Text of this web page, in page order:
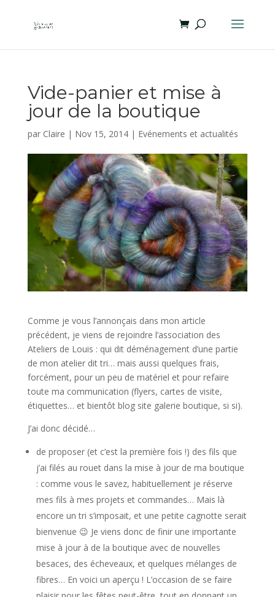
Vide-panier et mise à
jour de la boutique
par Claire | Nov 15, 2014| Evénements et actualités
Comme je vous l’annonçais dans mon article
précédent, je viens de rejoindre l’association des
Ateliers de Louis : qui dit déménagement d’une partie
de mon atelier dit tri… mais aussi quelques frais,
forcément, pour un peu de matériel et pour refaire
toute ma communication (flyers, cartes de visite,
étiquettes… et bientôt blog site galerie boutique, si si).
J’ai donc décidé…
de proposer (et c’est la première fois !) des fils que
j’ai filés au rouet dans la mise à jour de ma boutique
: comme vous le savez, habituellement je réserve
mes fils à mes projets et commandes… Mais là
encore un tri s’imposait, et une petite cagnotte serait
bienvenue 😉 Je viens donc de finir une importante
mise à jour à de la boutique avec de nouvelles
besaces, des écheveaux, et quelques mélanges de
fibres… En voici un aperçu ! L’occasion de se faire